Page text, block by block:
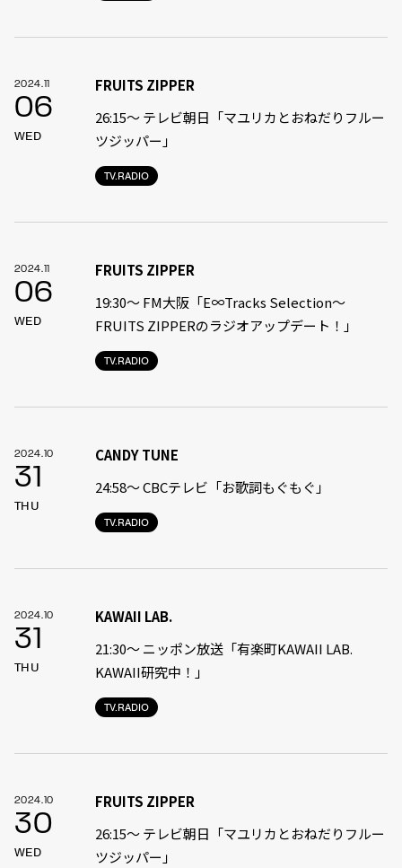
2024.11
06
WED
TV.RADIO
FRUITS ZIPPER
26:15～ テレビ朝日「マユリカとおねだりフルー
ツジッパー」
2024.11
06
WED
TV.RADIO
FRUITS ZIPPER
19:30〜 FM大阪「E∞Tracks Selection～
FRUITS ZIPPERのラジオアップデート！」
2024.10
31
THU
TV.RADIO
CANDY TUNE
24:58〜 CBCテレビ「お歌詞もぐもぐ」
2024.10
31
THU
TV.RADIO
KAWAII LAB.
21:30〜 ニッポン放送「有楽町KAWAII LAB.
KAWAII研究中！」
2024.10
30
WED
FRUITS ZIPPER
26:15～ テレビ朝日「マユリカとおねだりフルー
ツジッパー」